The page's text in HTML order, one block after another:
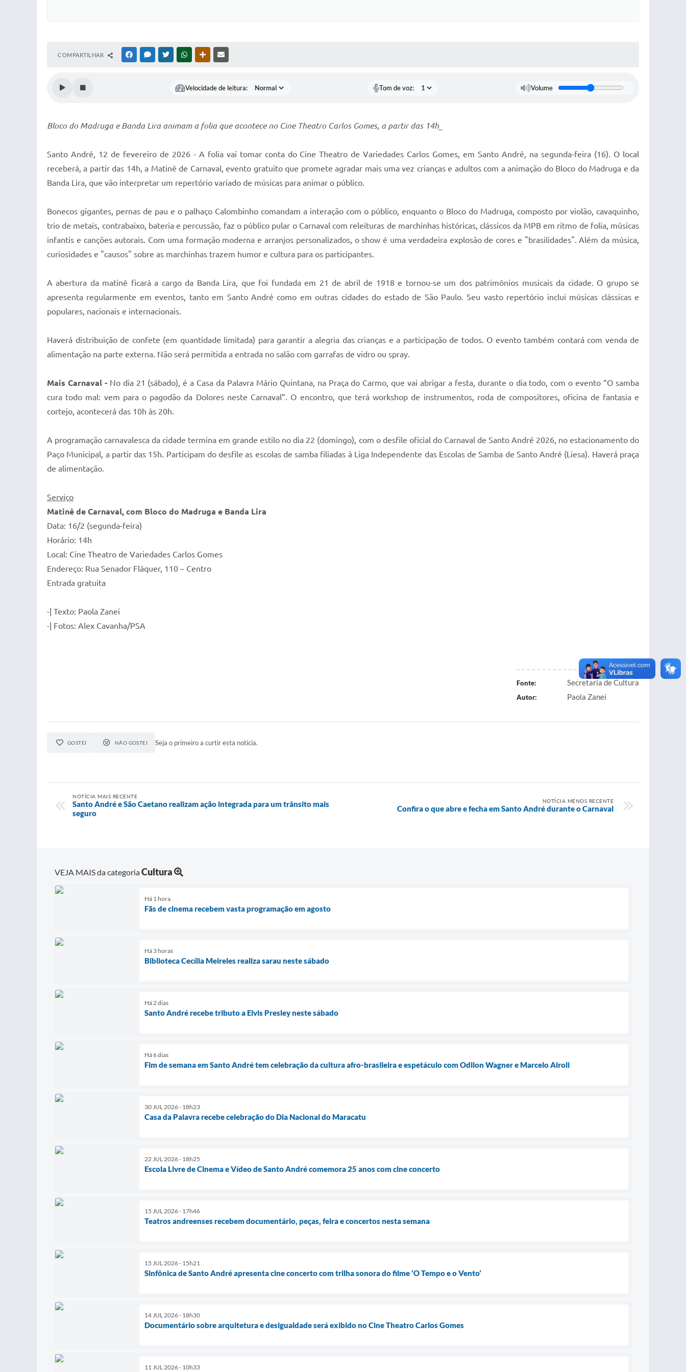
COMPARTILHAR FACEBOOKMESSENGER
TWITTERWHATSAPPOUTRAS MÍDIAS
Velocidade de leitura: Tom de voz: Volume
Bloco do Madruga e Banda Lira animam a folia que acontece no Cine Theatro Carlos Gomes, a partir das 14h_
Santo André, 12 de fevereiro de 2026 - A folia vai tomar conta do Cine Theatro de Variedades Carlos Gomes, em Santo André, na segunda-feira (16). O local
receberá, a partir das 14h, a Matinê de Carnaval, evento gratuito que promete agradar mais uma vez crianças e adultos com a animação do Bloco do Madruga e da
Banda Lira, que vão interpretar um repertório variado de músicas para animar o público.
Bonecos gigantes, pernas de pau e o palhaço Calombinho comandam a interação com o público, enquanto o Bloco do Madruga, composto por violão, cavaquinho,
trio de metais, contrabaixo, bateria e percussão, faz o público pular o Carnaval com releituras de marchinhas históricas, clássicos da MPB em ritmo de folia, músicas
infantis e canções autorais. Com uma formação moderna e arranjos personalizados, o show é uma verdadeira explosão de cores e "brasilidades". Além da música,
curiosidades e "causos" sobre as marchinhas trazem humor e cultura para os participantes.
A abertura da matinê ficará a cargo da Banda Lira, que foi fundada em 21 de abril de 1918 e tornou-se um dos patrimônios musicais da cidade. O grupo se
apresenta regularmente em eventos, tanto em Santo André como em outras cidades do estado de São Paulo. Seu vasto repertório inclui músicas clássicas e
populares, nacionais e internacionais.
Haverá distribuição de confete (em quantidade limitada) para garantir a alegria das crianças e a participação de todos. O evento também contará com venda de
alimentação na parte externa. Não será permitida a entrada no salão com garrafas de vidro ou spray.
Mais Carnaval -No dia 21 (sábado), é a Casa da Palavra Mário Quintana, na Praça do Carmo, que vai abrigar a festa, durante o dia todo, com o evento “O samba
cura todo mal: vem para o pagodão da Dolores neste Carnaval”. O encontro, que terá workshop de instrumentos, roda de compositores, oficina de fantasia e
cortejo, acontecerá das 10h às 20h.
A programação carnavalesca da cidade termina em grande estilo no dia 22 (domingo), com o desfile oficial do Carnaval de Santo André 2026, no estacionamento do
Paço Municipal, a partir das 15h. Participam do desfile as escolas de samba filiadas à Liga Independente das Escolas de Samba de Santo André (Liesa). Haverá praça
de alimentação.
Serviço
Matinê de Carnaval, com Bloco do Madruga e Banda Lira
Data: 16/2 (segunda-feira)
Horário: 14h
Local: Cine Theatro de Variedades Carlos Gomes
Endereço: Rua Senador Fláquer, 110 – Centro
Entrada gratuita
-| Texto: Paola Zanei
-| Fotos: Alex Cavanha/PSA
Fonte: Secretaria de Cultura
Autor: Paola Zanei
GOSTEI NÃO GOSTEI Seja o primeiro a curtir esta notícia.
NOTÍCIA MAIS RECENTE
Santo André e São Caetano realizam ação integrada para um trânsito mais
seguro
NOTÍCIA MENOS RECENTE
Confira o que abre e fecha em Santo André durante o Carnaval
VEJA MAIS da categoriaCultura
Há 1 hora
Fãs de cinema recebem vasta programação em agosto
Há 3 horas
Biblioteca Cecília Meireles realiza sarau neste sábado
Há 2 dias
Santo André recebe tributo a Elvis Presley neste sábado
Há 6 dias
Fim de semana em Santo André tem celebração da cultura afro-brasileira e espetáculo com Odilon Wagner e Marcelo Airoli
30 JUL 2026 - 18h23
Casa da Palavra recebe celebração do Dia Nacional do Maracatu
22 JUL 2026 - 18h25
Escola Livre de Cinema e Vídeo de Santo André comemora 25 anos com cine concerto
15 JUL 2026 - 17h46
Teatros andreenses recebem documentário, peças, feira e concertos nesta semana
15 JUL 2026 - 15h21
Sinfônica de Santo André apresenta cine concerto com trilha sonora do filme ‘O Tempo e o Vento’
14 JUL 2026 - 18h30
Documentário sobre arquitetura e desigualdade será exibido no Cine Theatro Carlos Gomes
11 JUL 2026 - 10h33